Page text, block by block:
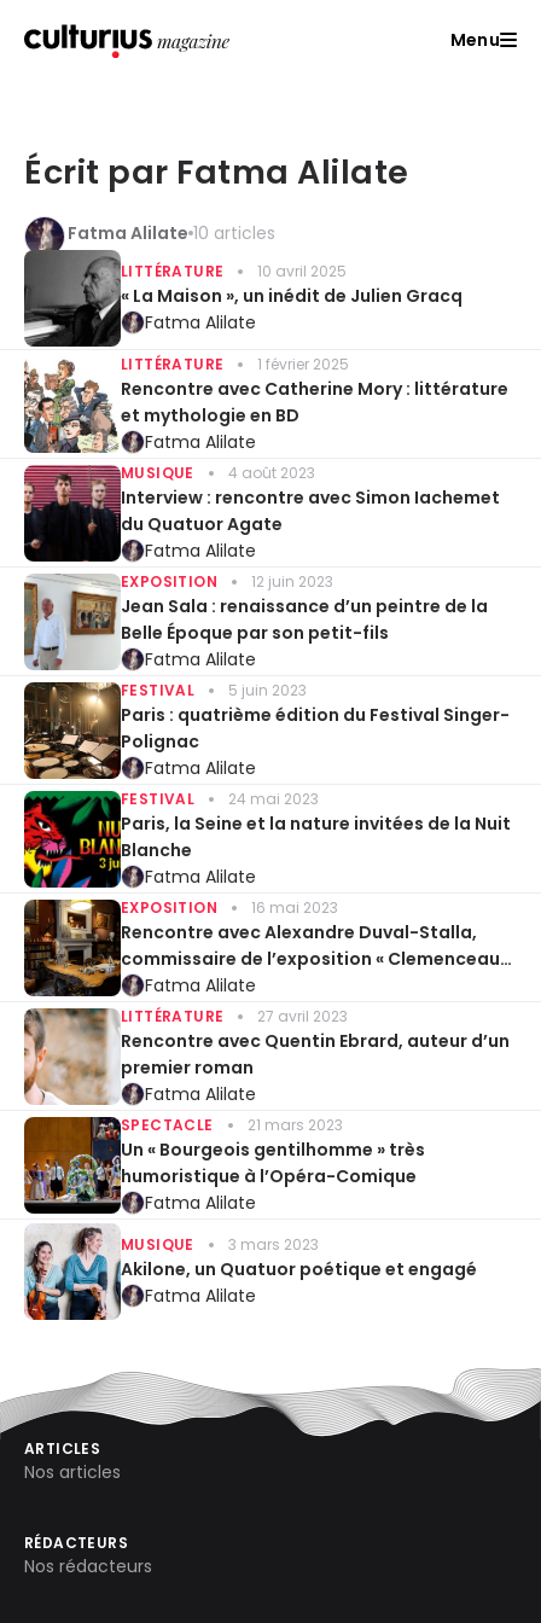
Menu
Écrit par Fatma Alilate
Fatma Alilate 10 articles
LITTÉRATURE 10 avril 2025
« La Maison », un inédit de Julien Gracq
Fatma Alilate
LITTÉRATURE 1 février 2025
Rencontre avec Catherine Mory : littérature
et mythologie en BD
Fatma Alilate
MUSIQUE 4 août 2023
Interview : rencontre avec Simon Iachemet
du Quatuor Agate
Fatma Alilate
EXPOSITION 12 juin 2023
Jean Sala : renaissance d’un peintre de la
Belle Époque par son petit-fils
Fatma Alilate
FESTIVAL 5 juin 2023
Paris : quatrième édition du Festival Singer-
Polignac
Fatma Alilate
FESTIVAL 24 mai 2023
Paris, la Seine et la nature invitées de la Nuit
Blanche
Fatma Alilate
EXPOSITION 16 mai 2023
Rencontre avec Alexandre Duval-Stalla,
commissaire de l’exposition « Clemenceau
et la justice » – Paris
Fatma Alilate
LITTÉRATURE 27 avril 2023
Rencontre avec Quentin Ebrard, auteur d’un
premier roman
Fatma Alilate
SPECTACLE 21 mars 2023
Un « Bourgeois gentilhomme » très
humoristique à l’Opéra-Comique
Fatma Alilate
MUSIQUE 3 mars 2023
Akilone, un Quatuor poétique et engagé
Fatma Alilate
ARTICLES
Nos articles
RÉDACTEURS
Nos rédacteurs